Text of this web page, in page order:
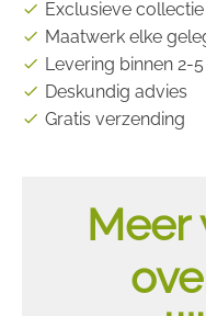
check Exclusieve
check Maatwerk elke
check Levering binnen 2-
check Deskundig advies
check Gratis verzending
Meer